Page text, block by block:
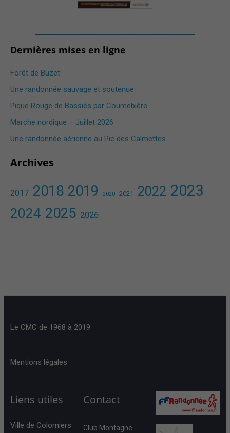
Dernières mises en ligne
Forêt de Buzet
Une randonnée sauvage et soutenue
Pique Rouge de Bassiès par Coumebière
Marche nordique – Juillet 2026
Une randonnée aérienne au Pic des Calmettes ​
Archives
2017 2018 2019 2020 2021 2022 2023
2024 2025 2026
Le CMC de 1968 à 2019
Mentions légales
Liens utiles
Ville de Colomiers
Contact
Club Montagne